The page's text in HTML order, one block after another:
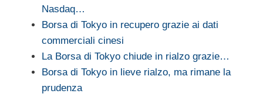
Nasdaq…
Borsa di Tokyo in recupero grazie ai dati
commerciali cinesi
La Borsa di Tokyo chiude in rialzo grazie…
Borsa di Tokyo in lieve rialzo, ma rimane la
prudenza